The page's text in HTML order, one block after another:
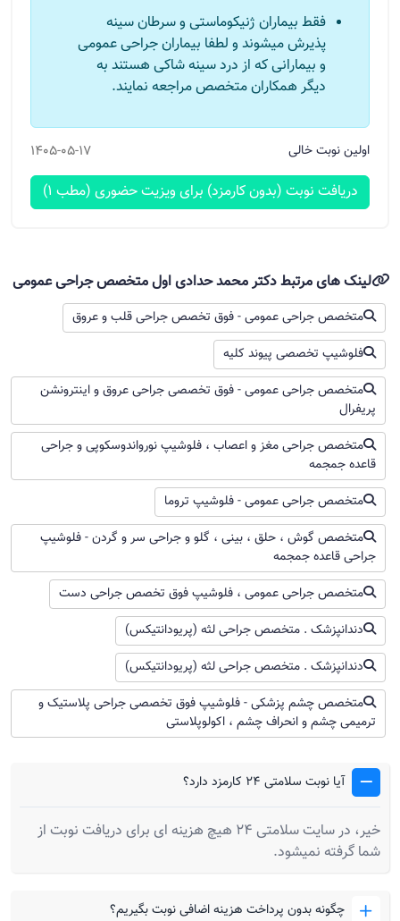
عضلات کف لگن بیشتر مطرح میباشد. البته میبایست
سایر علل توسط پزشک متخصص بررسی و رد شوند.
سلام از دو روز‌ قبل یه زائده کوچیک ولی‌ دردناک در قسمت
پایین مقعدم ایجاد شده.هیچگونه خونریزی ندارم.ایا
همروئید هست؟ چطور میشه درمانش کرد. ایت درمان
خانگی دارد.
دکتر محمد حدادی اول
سلام
وقت بخیر
باحتمال زیاد همورویید خارجی ترومبوزه است. اگر پس از
گذشت چند روز از شدت درد کاسته نشد حتما به پزشک
متخصص جراحی عمومی مراجعه کنید.
فقط بیماران ژنیکوماستی و سرطان سینه
پذیرش میشوند و لطفا بیماران جراحی عمومی
و بیمارانی که از درد سینه شاکی هستند به
دیگر همکاران متخصص مراجعه نمایند.
اولین نوبت خالی 1405-05-17
دریافت نوبت (بدون کارمزد) برای ویزیت حضوری (مطب 1)
لینک های مرتبط دکتر محمد حدادی اول متخصص جراحی عمومی
متخصص جراحی عمومی - فوق تخصص جراحی قلب و عروق
فلوشیپ تخصصی پیوند کلیه
متخصص جراحی عمومی - فوق تخصصی جراحی عروق و اینترونشن
پریفرال
متخصص جراحی مغز و اعصاب ، فلوشیپ نورواندوسکوپی و جراحی
قاعده جمجمه
متخصص جراحی عمومی - فلوشیپ تروما
متخصص گوش ، حلق ، بینی ، گلو و جراحی سر و گردن - فلوشیپ
جراحی قاعده جمجمه
متخصص جراحی عمومی ، فلوشیپ فوق تخصص جراحی دست
دندانپزشک . متخصص جراحی لثه (پریودانتیکس)
دندانپزشک . متخصص جراحی لثه (پریودانتیکس)
متخصص چشم پزشکی - فلوشیپ فوق تخصصی جراحی پلاستیک و
ترمیمی چشم و انحراف چشم ، اکولوپلاستی
آیا نوبت سلامتی 24 کارمزد دارد؟
خیر، در سایت سلامتی 24 هیچ هزینه ای برای دریافت نوبت از
شما گرفته نمیشود.
چگونه بدون پرداخت هزینه اضافی نوبت بگیریم؟